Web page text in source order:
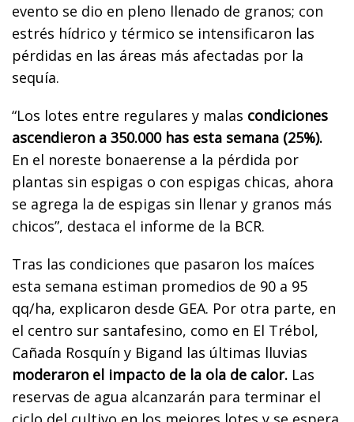
evento se dio en pleno llenado de granos; con
estrés hídrico y térmico se intensificaron las
pérdidas en las áreas más afectadas por la
sequía.
“Los lotes entre regulares y malas condiciones
ascendieron a 350.000 has esta semana (25%).
En el noreste bonaerense a la pérdida por
plantas sin espigas o con espigas chicas, ahora
se agrega la de espigas sin llenar y granos más
chicos”, destaca el informe de la BCR.
Tras las condiciones que pasaron los maíces
esta semana estiman promedios de 90 a 95
qq/ha, explicaron desde GEA. Por otra parte, en
el centro sur santafesino, como en El Trébol,
Cañada Rosquín y Bigand las últimas lluvias
moderaron el impacto de la ola de calor. Las
reservas de agua alcanzarán para terminar el